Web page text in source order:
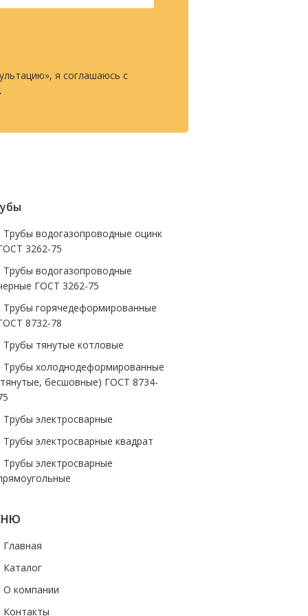
я соглашаюсь с
.
Трубы водогазопроводные оцинк
3262-75
Трубы водогазопроводные
ГОСТ 3262-75
Трубы горячедеформированные
8732-78
Трубы тянутые котловые
Трубы холоднодеформированные
бесшовные) ГОСТ 8734-
Трубы электросварные
Трубы электросварные квадрат
Трубы электросварные
Главная
Каталог
О компании
Контакты